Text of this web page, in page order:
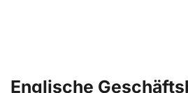
Englische